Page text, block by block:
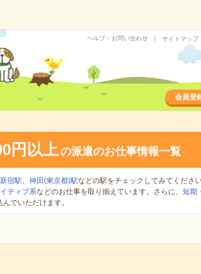
ヘルプ・お問い合わせ サイトマップ
会員登
円以上の派遣のお仕事情報一覧
新宿駅、 神田(東京都)駅などの駅をチェックしてみてください
ティブ系などのお仕事を取り揃えています。さらに、 短期 ・
でいただけます。